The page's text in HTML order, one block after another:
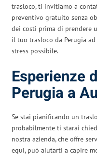
trasloco, ti invitiamo a
preventivo gratuito senza
dei costi prima di prendere
il tuo trasloco da Perugia
stress possibile.
Esperienze
Perugia a
Se stai pianificando un
probabilmente ti starai
nostra azienda, che offre
equi, può aiutarti a capire